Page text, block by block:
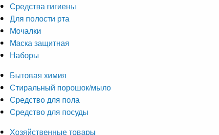
Средства гигиены
Для полости рта
Мочалки
Маска защитная
Наборы
Бытовая химия
Стиральный порошок/мыло
Средство для пола
Средство для посуды
Хозяйственные товары